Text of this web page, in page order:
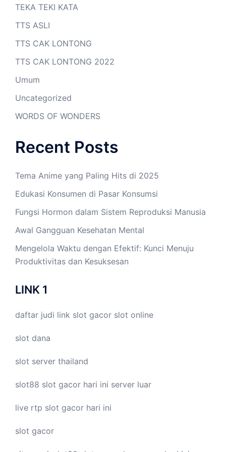
TEKA TEKI KATA
TTS ASLI
TTS CAK LONTONG
TTS CAK LONTONG 2022
Umum
Uncategorized
WORDS OF WONDERS
Recent Posts
Tema Anime yang Paling Hits di 2025
Edukasi Konsumen di Pasar Konsumsi
Fungsi Hormon dalam Sistem Reproduksi Manusia
Awal Gangguan Kesehatan Mental
Mengelola Waktu dengan Efektif: Kunci Menuju
Produktivitas dan Kesuksesan
LINK 1
daftar judi link slot gacor slot online
slot dana
slot server thailand
slot88 slot gacor hari ini server luar
live rtp slot gacor hari ini
slot gacor